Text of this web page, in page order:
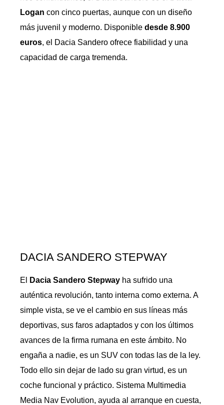
Logan con cinco puertas, aunque con un diseño
más juvenil y moderno. Disponible desde 8.900
euros, el Dacia Sandero ofrece fiabilidad y una
capacidad de carga tremenda.
DACIA SANDERO STEPWAY
El Dacia Sandero Stepway ha sufrido una
auténtica revolución, tanto interna como externa. A
simple vista, se ve el cambio en sus líneas más
deportivas, sus faros adaptados y con los últimos
avances de la firma rumana en este ámbito. No
engaña a nadie, es un SUV con todas las de la ley.
Todo ello sin dejar de lado su gran virtud, es un
coche funcional y práctico. Sistema Multimedia
Media Nav Evolution, ayuda al arranque en cuesta,